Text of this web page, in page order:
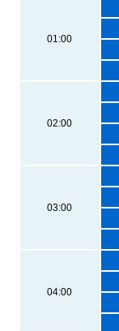
01:00
02:00
03:00
04:00